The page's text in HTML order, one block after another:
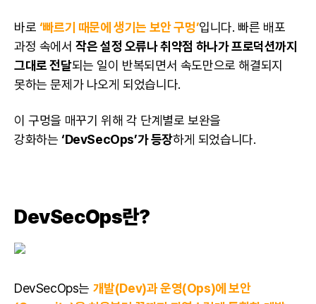
바로 ‘빠르기 때문에 생기는 보안 구멍’입니다. 빠른 배포
과정 속에서작은 설정 오류나 취약점 하나가 프로덕션까지
그대로 전달되는 일이 반복되면서 속도만으로 해결되지
못하는 문제가 나오게 되었습니다.
이 구멍을 매꾸기 위해 각 단계별로 보완을
강화하는 ‘DevSecOps’가 등장하게 되었습니다.
DevSecOps란?
DevSecOps는 개발(Dev)과 운영(Ops)에 보안